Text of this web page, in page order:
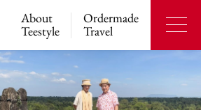
About
Teestyle
Ordermade
Travel